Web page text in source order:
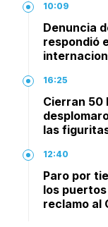
10:09
Denuncia
respondió
16:25
Cierran 50
las
12:40
Paro por
los
reclamo al